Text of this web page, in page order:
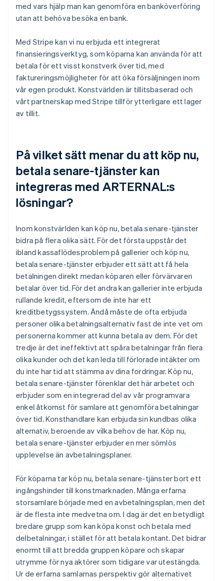
med vars hjälp man kan genomföra en banköverföring
utan att behöva besöka en bank.
Med Stripe kan vi nu erbjuda ett integrerat
finansieringsverktyg, som köparna kan använda för att
betala för ett visst konstverk över tid, med
faktureringsmöjligheter för att öka försäljningen inom
vår egen produkt. Konstvärlden är tillitsbaserad och
vårt partnerskap med Stripe tillför ytterligare ett lager
av tillit.
På vilket sätt menar du att köp nu,
betala senare-tjänster kan
integreras med ARTERNAL:s
lösningar?
Inom konstvärlden kan köp nu, betala senare-tjänster
bidra på flera olika sätt. För det första uppstår det
ibland kassaflödesproblem på gallerier och köp nu,
betala senare-tjänster erbjuder ett sätt att få hela
betalningen direkt medan köparen eller förvärvaren
betalar över tid. För det andra kan gallerier inte erbjuda
rullande kredit, eftersom de inte har ett
kreditbetygssystem. Ändå måste de ofta erbjuda
personer olika betalningsalternativ fast de inte vet om
personerna kommer att kunna betala av dem. För det
tredje är det ineffektivt att spåra betalningar från flera
olika kunder och det kan leda till förlorade intäkter om
du inte har tid att stämma av dina fordringar. Köp nu,
betala senare-tjänster förenklar det här arbetet och
erbjuder som en integrerad del av vår programvara
enkel åtkomst för samlare att genomföra betalningar
över tid. Konsthandlare kan erbjuda sin kundbas olika
alternativ, beroende av vilka behov de har. Köp nu,
betala senare-tjänster erbjuder en mer sömlös
upplevelse än avbetalningsplaner.
För köparna tar köp nu, betala senare-tjänster bort ett
ingångshinder till konstmarknaden. Många erfarna
storsamlare började med en avbetalningsplan, men det
är de flesta inte medvetna om. I dag är det en betydligt
bredare grupp som kan köpa konst och betala med
delbetalningar, i stället för att betala kontant. Det bidrar
enormt till att bredda gruppen köpare och skapar
utrymme för nya aktörer som tidigare var utestängda.
Ur de erfarna samlarnas perspektiv gör alternativet